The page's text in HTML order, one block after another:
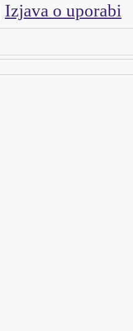
Izjava o uporabi